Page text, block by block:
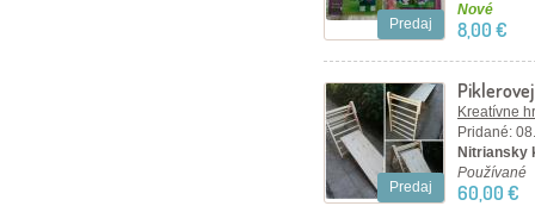
Predaj
Nové
8,00 €
Predaj
Kreatívne
Pridané:
Nitriansky
Používané
60,00 €